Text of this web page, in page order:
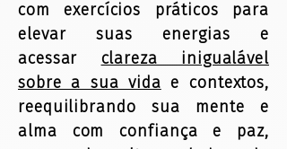
com exercícios práticos para
elevar suas energias e
acessar clareza inigualável
sobre a sua vida e contextos,
reequilibrando sua mente e
alma com confiança e paz,